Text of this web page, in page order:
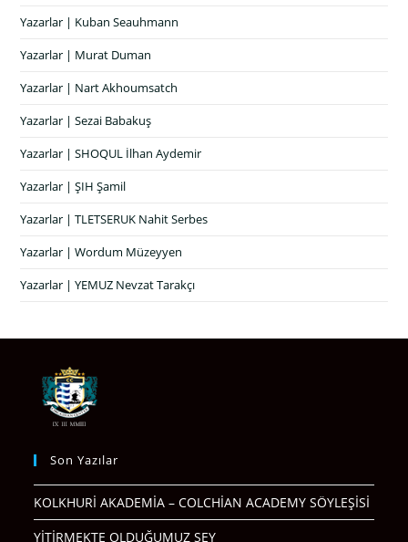
Yazarlar | Kuban Seauhmann
Yazarlar | Murat Duman
Yazarlar | Nart Akhoumsatch
Yazarlar | Sezai Babakuş
Yazarlar | SHOQUL İlhan Aydemir
Yazarlar | ŞIH Şamil
Yazarlar | TLETSERUK Nahit Serbes
Yazarlar | Wordum Müzeyyen
Yazarlar | YEMUZ Nevzat Tarakçı
Son Yazılar
KOLKHURİ AKADEMİA – COLCHİAN ACADEMY SÖYLEŞİSİ
YİTİRMEKTE OLDUĞUMUZ ŞEY